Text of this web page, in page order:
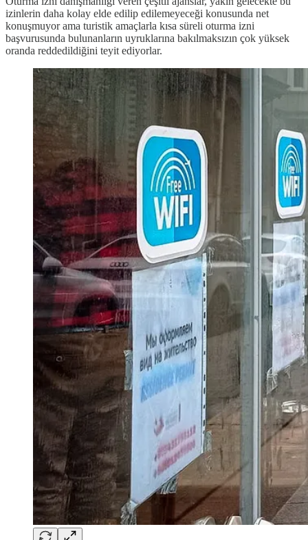
izinlerin daha kolay elde edilip edilemeyeceği konusunda net
konuşmuyor ama turistik amaçlarla kısa süreli oturma izni
başvurusunda bulunanların uyruklarına bakılmaksızın çok yüksek
oranda reddedildiğini teyit ediyorlar.